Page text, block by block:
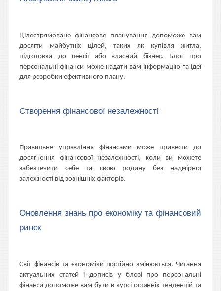
Цілеспрямоване фінансове планування допоможе вам
досягти майбутніх цілей, таких як купівля житла,
підготовка до пенсії або власний бізнес. Блог про
персональні фінанси може надати вам інформацію та ідеї
для розробки ефективного плану.
Створення фінансової незалежності
Правильне управління фінансами може привести до
досягнення фінансової незалежності, коли ви можете
забезпечити себе та свою родину без надмірної
залежності від зовнішніх факторів.
Оновлення знань про економіку та фінансовий
ринок
Світ фінансів та економіки постійно змінюється. Читання
актуальних статей і дописів у блозі про персональні
фінанси допоможе вам бути в курсі останніх тенденцій та